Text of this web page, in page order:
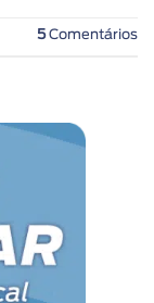
5Comentários